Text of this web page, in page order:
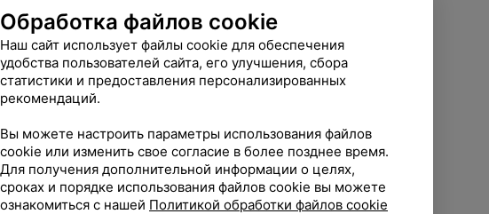
комбината
Обработка файлов cookie
Наш сайт использует файлы cookie для обеспечения
удобства пользователей сайта, его улучшения, сбора
статистики и предоставления персонализированных
рекомендаций.
Вы можете настроить параметры использования файлов
cookie или изменить свое согласие в более позднее время.
Для получения дополнительной информации о целях,
сроках и порядке использования файлов cookie вы можете
ознакомиться с нашей Политикой обработки файлов cookie